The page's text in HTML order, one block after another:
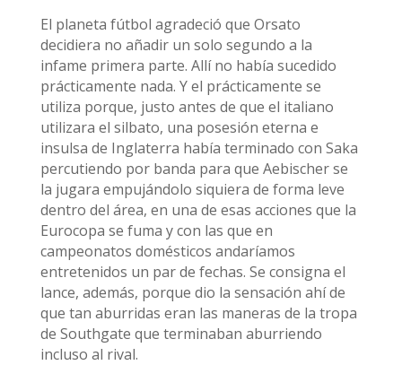
El planeta fútbol agradeció que Orsato
decidiera no añadir un solo segundo a la
infame primera parte. Allí no había sucedido
prácticamente nada. Y el prácticamente se
utiliza porque, justo antes de que el italiano
utilizara el silbato, una posesión eterna e
insulsa de Inglaterra había terminado con Saka
percutiendo por banda para que Aebischer se
la jugara empujándolo siquiera de forma leve
dentro del área, en una de esas acciones que la
Eurocopa se fuma y con las que en
campeonatos domésticos andaríamos
entretenidos un par de fechas. Se consigna el
lance, además, porque dio la sensación ahí de
que tan aburridas eran las maneras de la tropa
de Southgate que terminaban aburriendo
incluso al rival.